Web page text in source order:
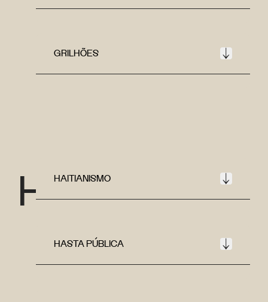
GRILHÕES
H HAITIANISMO
HASTA PÚBLICA